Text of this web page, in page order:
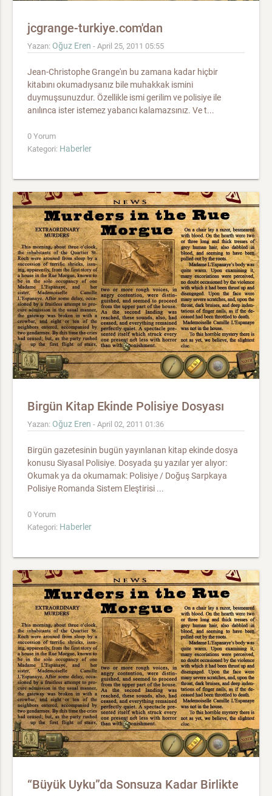
jcgrange-turkiye.com'dan
Yazan: Oğuz Eren - April 25, 2011 05:55
Jean-Christophe Grange'ın bu zamana kadar hiçbir
kitabını okumadıysanız bile muhakkak ismini
duymuşsunuzdur. Özellikle ismi gerilim ve polisiye ile
anılınca ister istemez yabancı kalamazsınız. Ve t...
0 Yorum
Kategori: Haberler
Birgün Kitap Ekinde Polisiye Dosyası
Yazan: Oğuz Eren - April 02, 2011 01:36
Birgün gazetesinin bugün yayınlanan kitap ekinde dosya
konusu Siyasal Polisiye. Dosyada şu yazılar yer alıyor:
Okumak ya da okumamak: Polisiye / Doğuş Sarpkaya
Polisiye Romanda Sistem Eleştirisi ...
0 Yorum
Kategori: Haberler
“Büyük Uyku”da Sonsuza Kadar Birlikte